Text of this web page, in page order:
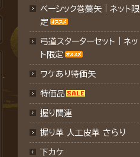
ベーシック巻藁矢｜ネット限
定
弓道スターターセット｜ネッ
ト限定
ワケあり特価矢
特価品
握り関連
握り革 人工皮革 さらり
下カケ